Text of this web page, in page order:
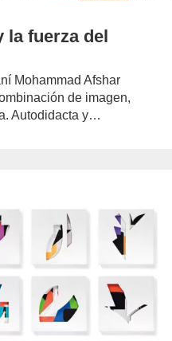
la fuerza del
Mohammad Afshar
de imagen,
Autodidacta y…